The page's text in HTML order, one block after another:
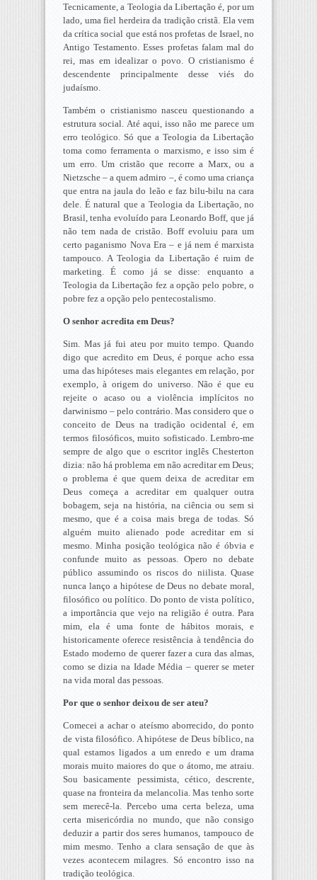
Tecnicamente, a Teologia da Libertação é, por um
lado, uma fiel herdeira da tradição cristã. Ela vem
da crítica social que está nos profetas de Israel, no
Antigo Testamento. Esses profetas falam mal do
rei, mas em idealizar o povo. O cristianismo é
descendente principalmente desse viés do
judaísmo.
Também o cristianismo nasceu questionando a
estrutura social. Até aqui, isso não me parece um
erro teológico. Só que a Teologia da Libertação
toma como ferramenta o marxismo, e isso sim é
um erro. Um cristão que recorre a Marx, ou a
Nietzsche – a quem admiro –, é como uma criança
que entra na jaula do leão e faz bilu-bilu na cara
dele. É natural que a Teologia da Libertação, no
Brasil, tenha evoluído para Leonardo Boff, que já
não tem nada de cristão. Boff evoluiu para um
certo paganismo Nova Era – e já nem é marxista
tampouco. A Teologia da Libertação é ruim de
marketing. É como já se disse: enquanto a
Teologia da Libertação fez a opção pelo pobre, o
pobre fez a opção pelo pentecostalismo.
O senhor acredita em Deus?
Sim. Mas já fui ateu por muito tempo. Quando
digo que acredito em Deus, é porque acho essa
uma das hipóteses mais elegantes em relação, por
exemplo, à origem do universo. Não é que eu
rejeite o acaso ou a violência implícitos no
darwinismo – pelo contrário. Mas considero que o
conceito de Deus na tradição ocidental é, em
termos filosóficos, muito sofisticado. Lembro-me
sempre de algo que o escritor inglês Chesterton
dizia: não há problema em não acreditar em Deus;
o problema é que quem deixa de acreditar em
Deus começa a acreditar em qualquer outra
bobagem, seja na história, na ciência ou sem si
mesmo, que é a coisa mais brega de todas. Só
alguém muito alienado pode acreditar em si
mesmo. Minha posição teológica não é óbvia e
confunde muito as pessoas. Opero no debate
público assumindo os riscos do niilista. Quase
nunca lanço a hipótese de Deus no debate moral,
filosófico ou político. Do ponto de vista político,
a importância que vejo na religião é outra. Para
mim, ela é uma fonte de hábitos morais, e
historicamente oferece resistência à tendência do
Estado moderno de querer fazer a cura das almas,
como se dizia na Idade Média – querer se meter
na vida moral das pessoas.
Por que o senhor deixou de ser ateu?
Comecei a achar o ateísmo aborrecido, do ponto
de vista filosófico. A hipótese de Deus bíblico, na
qual estamos ligados a um enredo e um drama
morais muito maiores do que o átomo, me atraiu.
Sou basicamente pessimista, cético, descrente,
quase na fronteira da melancolia. Mas tenho sorte
sem merecê-la. Percebo uma certa beleza, uma
certa misericórdia no mundo, que não consigo
deduzir a partir dos seres humanos, tampouco de
mim mesmo. Tenho a clara sensação de que às
vezes acontecem milagres. Só encontro isso na
tradição teológica.